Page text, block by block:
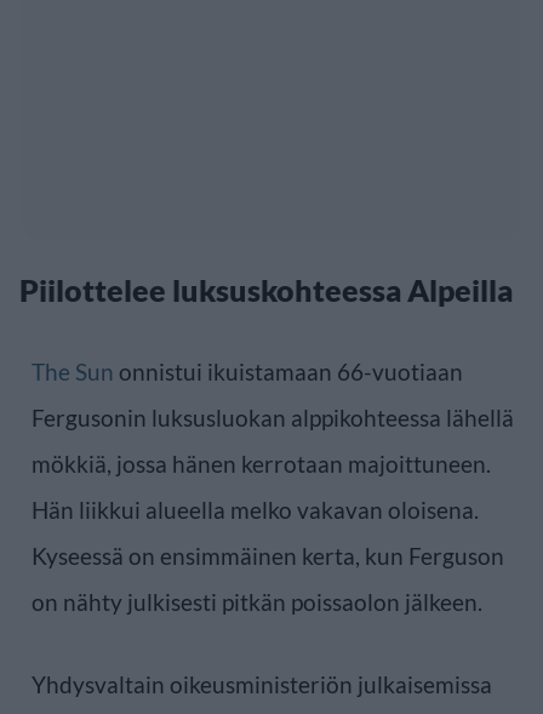
Piilottelee luksuskohteessa Alpeilla
The Sun onnistui ikuistamaan 66-vuotiaan
Fergusonin luksusluokan alppikohteessa lähellä
mökkiä, jossa hänen kerrotaan majoittuneen.
Hän liikkui alueella melko vakavan oloisena.
Kyseessä on ensimmäinen kerta, kun Ferguson
on nähty julkisesti pitkän poissaolon jälkeen.
Yhdysvaltain oikeusministeriön julkaisemissa